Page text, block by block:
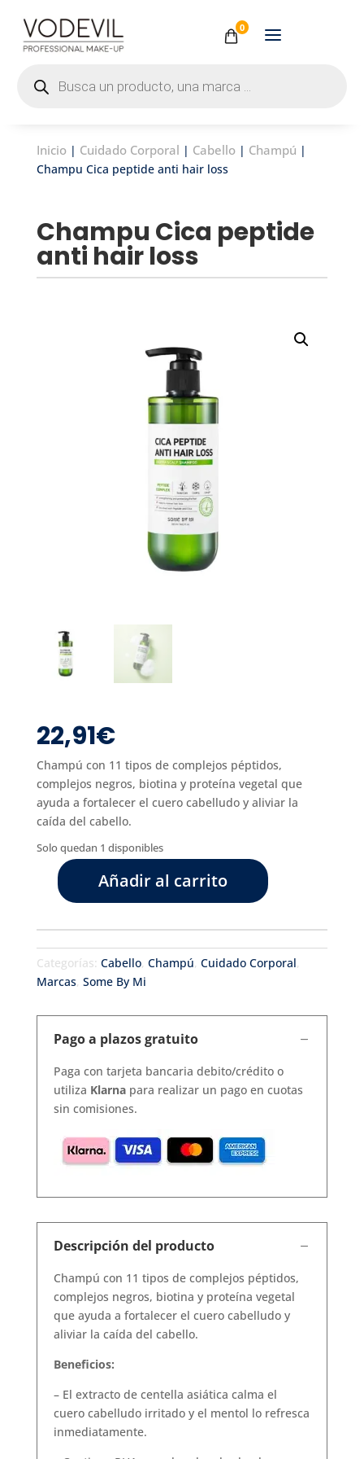
0
productos
Inicio| Cuidado Corporal | Cabello| Champú |
Champu Cica peptide anti hair loss
Champu Cica peptide
anti hair loss
22,91€
Champú con 11 tipos de complejos péptidos,
complejos negros, biotina y proteína vegetal que
ayuda a fortalecer el cuero cabelludo y aliviar la
caída del cabello.
Solo quedan 1 disponibles
Champu
peptide
anti
hair
loss
Añadir al carrito
Categorías: Cabello, Champú, Cuidado Corporal,
Marcas, Some By Mi
Pago a plazos gratuito
Paga con tarjeta bancaria debito/crédito o
utiliza Klarnapara realizar un pago en cuotas
sin comisiones.
Descripción del producto
Champú con 11 tipos de complejos péptidos,
complejos negros, biotina y proteína vegetal
que ayuda a fortalecer el cuero cabelludo y
aliviar la caída del cabello.
Beneficios:
– El extracto de centella asiática calma el
cuero cabelludo irritado y el mentol lo refresca
inmediatamente.